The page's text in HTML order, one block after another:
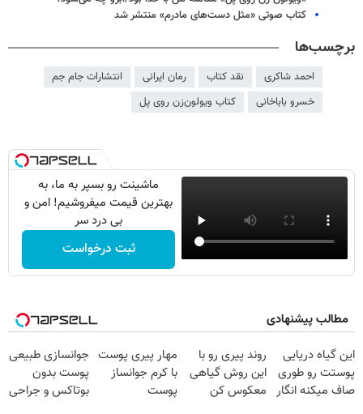
کتاب صوتی «مثل دست‌های مادرم» منتشر شد
برچسب‌ها
احمد شاکری نقد کتاب رمان ایرانی
انتشارات جام جم
خسرو باباخانی
کتاب ویولون‌زن روی پل
ماشینت رو بسپر به ما، به
بهترین قیمت میفروشیم! امن و
بی درد سر
ثبت درخواست
مطالب پیشنهادی
این گیاه دریایی
پوستت رو طوری
صاف میکنه انگار
روند پیری رو با
این روش گیاهی
معکوس کن
مهار پیری پوست
با کرم جوانساز
پوست
جوانسازی طبیعی
پوست بدون
بوتاکس و جراحی